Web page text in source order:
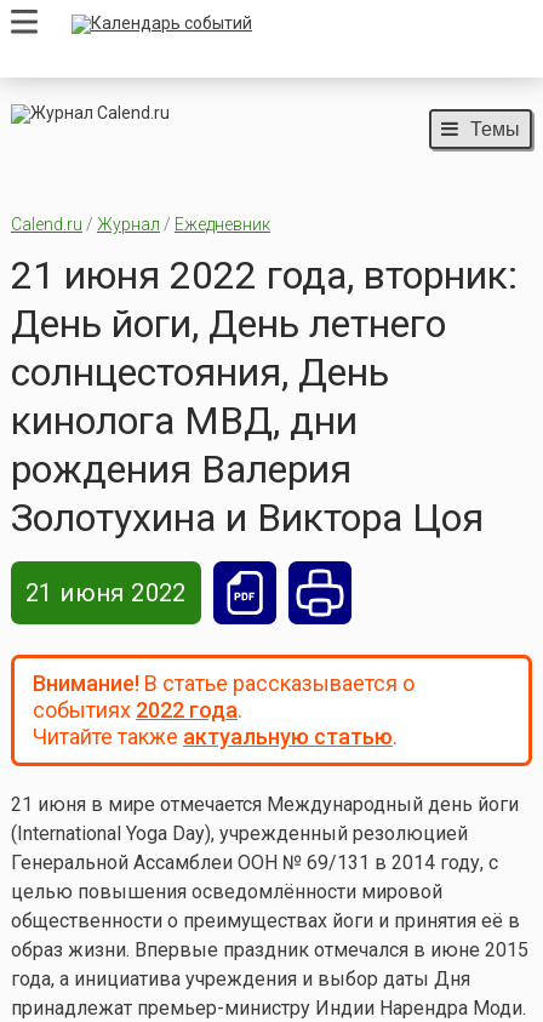
Темы
Calend.ru / Журнал / Ежедневник
21 июня 2022 года, вторник:
День йоги, День летнего
солнцестояния, День
кинолога МВД, дни
рождения Валерия
Золотухина и Виктора Цоя
21 июня 2022
Внимание!В статье рассказывается о
событиях 2022 года.
Читайте также актуальную статью.
21 июня в мире отмечается Международный день йоги
(International Yoga Day), учрежденный резолюцией
Генеральной Ассамблеи ООН № 69/131 в 2014 году, с
целью повышения осведомлённости мировой
общественности о преимуществах йоги и принятия её в
образ жизни. Впервые праздник отмечался в июне 2015
года, а инициатива учреждения и выбор даты Дня
принадлежат премьер-министру Индии Нарендра Моди.